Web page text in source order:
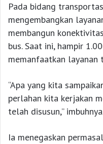
Pada bidang
mengembangkan
membangun
bus. Saat ini, hampir
memanfaatkan layanan
“Apa yang kita
perlahan kita kerjakan
telah disusun,”
Ia menegaskan